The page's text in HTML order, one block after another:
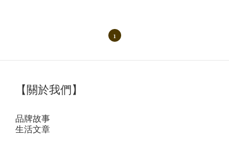
1
【關於我們】
品牌故事
生活文章